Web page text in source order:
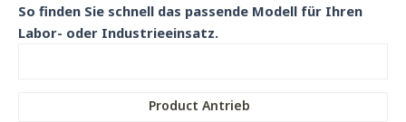
So finden Sie schnell das passende Modell für Ihren
Labor- oder Industrieeinsatz.
Product Antrieb